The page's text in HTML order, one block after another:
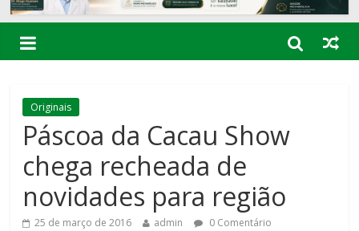
Originais
Páscoa da Cacau Show
chega recheada de
novidades para região
25 de março de 2016 admin 0 Comentário